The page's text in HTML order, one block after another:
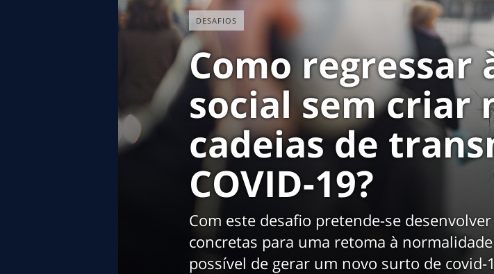
DESAFIOS
Como regressar
social sem criar
cadeias de
COVID-19?
Com este desafio pretende-se
concretas para uma retoma à
possível de gerar um novo surto de covid-